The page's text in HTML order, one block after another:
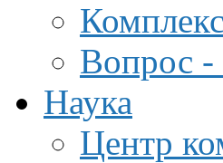
Вопрос -
Наука
Центр